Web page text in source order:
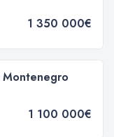
1 350 000€
Montenegro
1 100 000€